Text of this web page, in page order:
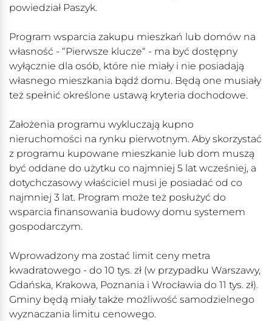
powiedział Paszyk.
Program wsparcia zakupu mieszkań lub domów na
własność - “Pierwsze klucze“ - ma być dostępny
wyłącznie dla osób, które nie miały i nie posiadają
własnego mieszkania bądź domu. Będą one musiały
też spełnić określone ustawą kryteria dochodowe.
Założenia programu wykluczają kupno
nieruchomości na rynku pierwotnym. Aby skorzystać
z programu kupowane mieszkanie lub dom muszą
być oddane do użytku co najmniej 5 lat wcześniej, a
dotychczasowy właściciel musi je posiadać od co
najmniej 3 lat. Program może też posłużyć do
wsparcia finansowania budowy domu systemem
gospodarczym.
Wprowadzony ma zostać limit ceny metra
kwadratowego - do 10 tys. zł (w przypadku Warszawy,
Gdańska, Krakowa, Poznania i Wrocławia do 11 tys. zł).
Gminy będą miały także możliwość samodzielnego
wyznaczania limitu cenowego.